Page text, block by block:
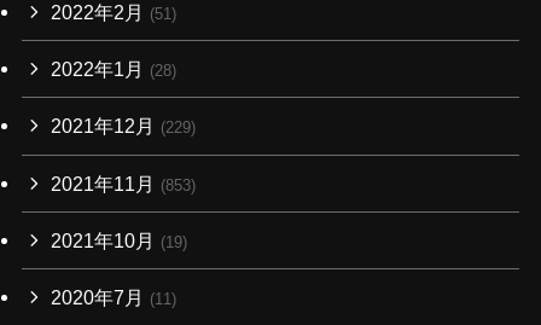
2022年2月 (51)
2022年1月 (28)
2021年12月 (229)
2021年11月 (853)
2021年10月 (19)
2020年7月 (11)